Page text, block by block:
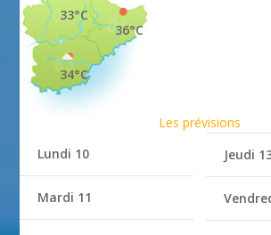
36°C
33°C
34°C
Les prévisions
Lundi 10
Mardi 11
Jeudi